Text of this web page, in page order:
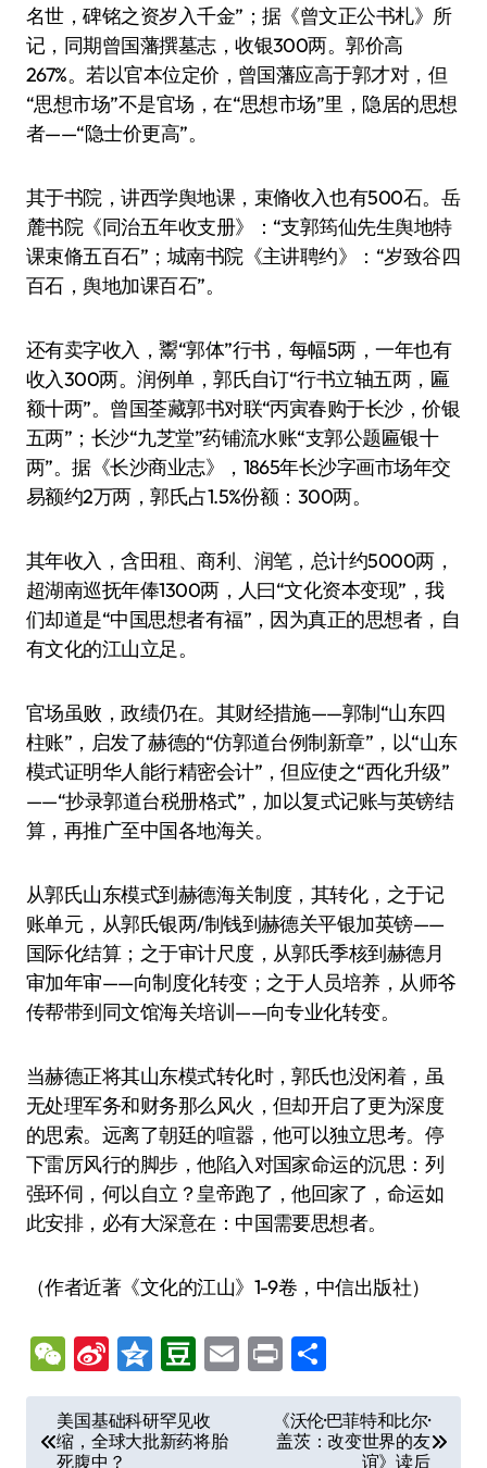
名世，碑铭之资岁入千金”；据《曾文正公书札》所
记，同期曾国藩撰墓志，收银300两。郭价高
267%。若以官本位定价，曾国藩应高于郭才对，但
“思想市场”不是官场，在“思想市场”里，隐居的思想
者——“隐士价更高”。
其于书院，讲西学舆地课，束脩收入也有500石。岳
麓书院《同治五年收支册》：“支郭筠仙先生舆地特
课束脩五百石”；城南书院《主讲聘约》：“岁致谷四
百石，舆地加课百石”。
还有卖字收入，鬻“郭体”行书，每幅5两，一年也有
收入300两。润例单，郭氏自订“行书立轴五两，匾
额十两”。曾国荃藏郭书对联“丙寅春购于长沙，价银
五两”；长沙“九芝堂”药铺流水账“支郭公题匾银十
两”。据《长沙商业志》，1865年长沙字画市场年交
易额约2万两，郭氏占1.5%份额：300两。
其年收入，含田租、商利、润笔，总计约5000两，
超湖南巡抚年俸1300两，人曰“文化资本变现”，我
们却道是“中国思想者有福”，因为真正的思想者，自
有文化的江山立足。
官场虽败，政绩仍在。其财经措施——郭制“山东四
柱账”，启发了赫德的“仿郭道台例制新章”，以“山东
模式证明华人能行精密会计”，但应使之“西化升级”
——“抄录郭道台税册格式”，加以复式记账与英镑结
算，再推广至中国各地海关。
从郭氏山东模式到赫德海关制度，其转化，之于记
账单元，从郭氏银两/制钱到赫德关平银加英镑——
国际化结算；之于审计尺度，从郭氏季核到赫德月
审加年审——向制度化转变；之于人员培养，从师爷
传帮带到同文馆海关培训——向专业化转变。
当赫德正将其山东模式转化时，郭氏也没闲着，虽
无处理军务和财务那么风火，但却开启了更为深度
的思索。远离了朝廷的喧嚣，他可以独立思考。停
下雷厉风行的脚步，他陷入对国家命运的沉思：列
强环伺，何以自立？皇帝跑了，他回家了，命运如
此安排，必有大深意在：中国需要思想者。
（作者近著《文化的江山》1-9卷，中信出版社）
WeChat
Sina
Weibo
QzoneDouban
Email
Print
享
章
美国基础科研罕见收
缩，全球大批新药将胎
死腹中？
《沃伦·巴菲特和比尔·
盖茨：改变世界的友
谊》读后